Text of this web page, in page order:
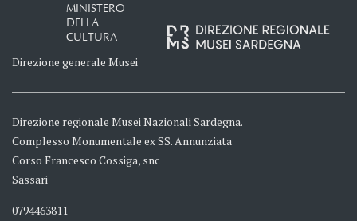
MINISTERO
DELLA
CULTURA
Direzione generale Musei
Direzione regionale Musei Nazionali Sardegna.
Complesso Monumentale ex SS. Annunziata
Corso Francesco Cossiga, snc
Sassari
0794463811